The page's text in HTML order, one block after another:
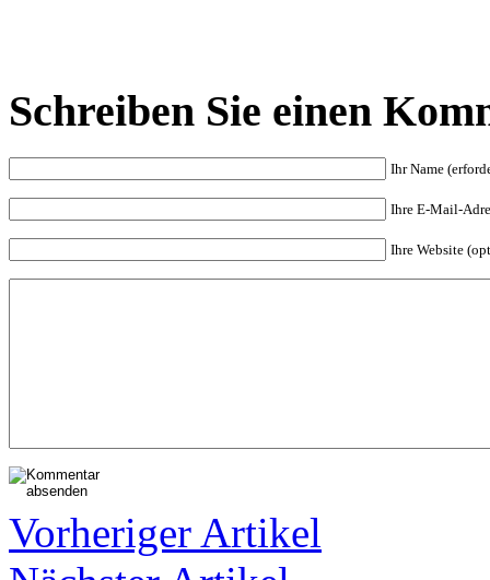
Schreiben Sie einen
Ihr Name
Ihre E-Mail-
Ihre Website
Vorheriger Artikel